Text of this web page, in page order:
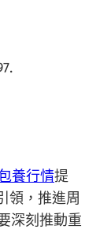
養行情提
領，推進周
深刻推動重